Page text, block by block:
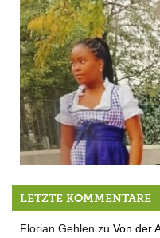
Neues aus Nigeria
LETZTE KOMMENTARE
Florian Gehlen zu Von der